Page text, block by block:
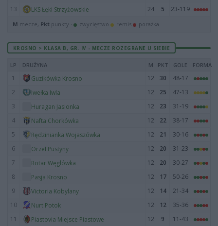
13
LKS Łęki Strzyżowskie 24 5 23-119
M mecze, Pkt punkty · zwycięstwo remis porażka
KROSNO > KLASA B, GR. IV - MECZE ROZEGRANE U SIEBIE
LP DRUŻYNA M PKT GOLE FORMA
1 Guzikówka Krosno 12 30
48-17
2
Iwełka Iwla 12 25
47-13
3
Huragan Jasionka 12 23
31-19
4
Nafta Chorkówka 12 22
38-17
5
Rędzinianka Wojaszówka 12 21
30-16
6
Orzeł Pustyny 12 20
31-23
7
Rotar Węglówka 12 20
30-27
8
Pasja Krosno 12 17
50-26
9
Victoria Kobylany 12 14
21-34
10
Nurt Potok 12 12
35-36
11
Piastovia Miejsce Piastowe 12 9 11-43